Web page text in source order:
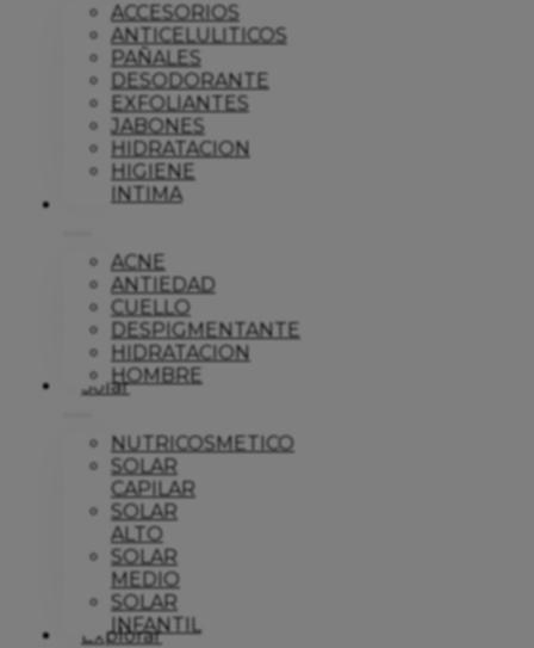
ACCESORIOS
ANTICELULITICOS
PAÑALES
DESODORANTE
EXFOLIANTES
JABONES
HIDRATACION
HIGIENE
INTIMA
Dermo
ACNE
ANTIEDAD
CUELLO
DESPIGMENTANTE
HIDRATACION
HOMBRE
Solar
NUTRICOSMETICO
SOLAR
CAPILAR
SOLAR
ALTO
SOLAR
MEDIO
SOLAR
INFANTIL
Explorar